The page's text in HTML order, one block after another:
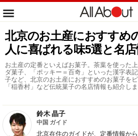
北京のお土産におすすめ
人に喜ばれる味5選と名
お土産の定番といえばお菓子。茶葉を使った
ダ菓子、「ポッキー＝百奇」といった漢字表
子など、北京のお土産におすすめのお菓子を
「稲香村」など伝統菓子の名店情報も紹介しま
鈴木 晶子
中国 ガイド
北京在住のガイドが、定番情報か